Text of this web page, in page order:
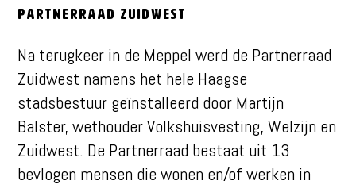
Partnerraad Zuidwest
Na terugkeer in de Meppel werd de Partnerraad
Zuidwest namens het hele Haagse
stadsbestuur geïnstalleerd door Martijn
Balster, wethouder Volkshuisvesting, Welzijn en
Zuidwest. De Partnerraad bestaat uit 13
bevlogen mensen die wonen en/of werken in